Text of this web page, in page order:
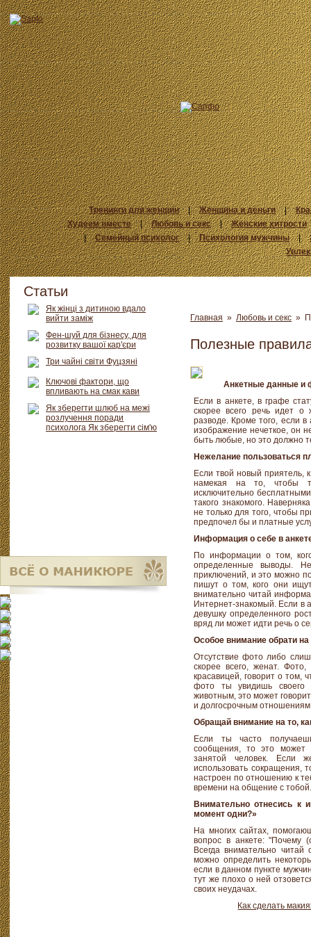
Тренинги для женщин | Женщина и деньги |
Худеем вместе
| Любовь и секс |
Женские хитрости
|
Семейный психолог | Психология мужчины |
Главная » Любовь и секс »
Полезные
Анкетные данные и
Если в анкете, в графе
скорее всего речь идет
разводе. Кроме того, если
изображение нечеткое, он
быть любые, но это должно
Нежелание пользоваться
Если твой новый приятель,
намекая на то, чтобы
исключительно
такого знакомого.
не только для того, чтобы
предпочел бы и платные
Информация о себе в
По информации о том,
определенные выводы.
приключений, и это можно
пишут о том, кого они
внимательно читай
Интернет-знакомый. Если в
девушку определенного
вряд ли может идти речь о
Особое внимание обрати
Отсутствие фото либо
скорее всего, женат.
красавицей, говорит о том,
фото ты увидишь своего
животным, это может
и долгосрочным
Обращай внимание на то,
Если ты часто
сообщения, то это может
занятой человек. Если
использовать сокращения,
настроен по отношению к
времени на общение с тобой.
Внимательно отнесись
момент одни?»
На многих сайтах,
вопрос в анкете: "Почему
Всегда внимательно
можно определить
если в данном пункте
тут же плохо о ней
своих неудачах.
Как сделать
Статьи
Як жінці з дитиною вдало
вийти заміж
Фен-шуй для бізнесу, для
розвитку вашої кар'єри
Три чайні світи Фуцзяні
Ключові фактори, що
впливають на смак кави
Як зберегти шлюб на межі
розлучення поради
психолога Як зберегти сім'ю